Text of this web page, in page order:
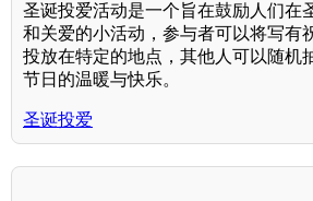
圣诞投爱活动是一个旨在鼓励人们在
和关爱的小活动，参与者可以将写有
投放在特定的地点，其他人可以随机
节日的温暖与快乐。
圣诞投爱